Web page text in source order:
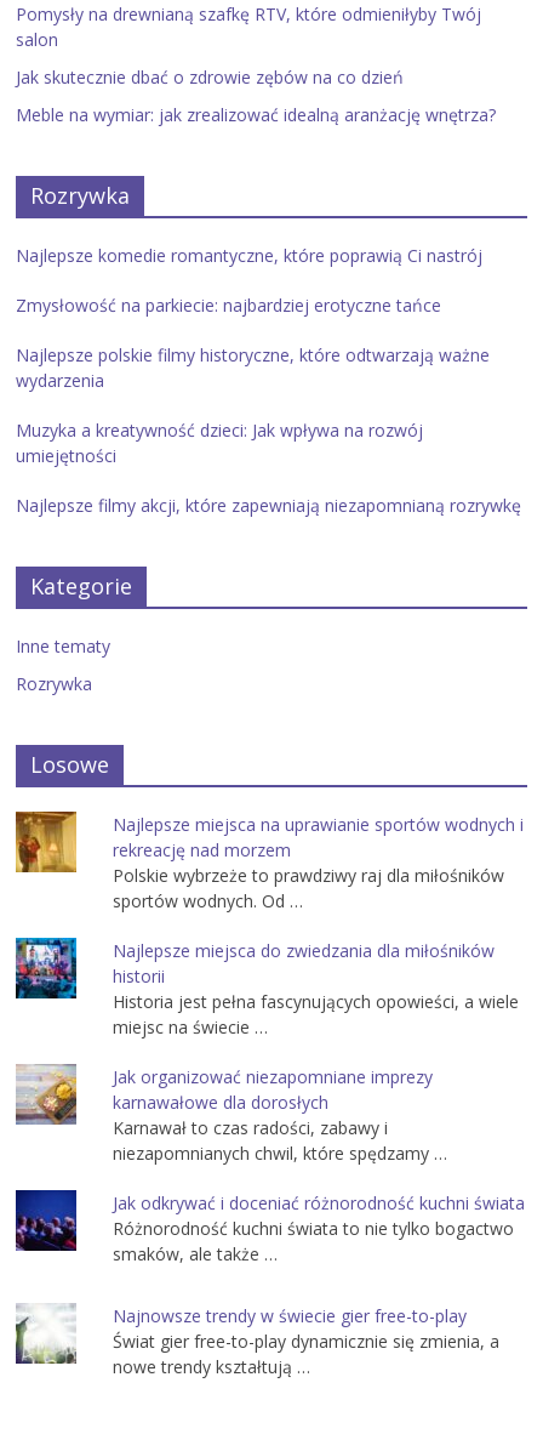
Pomysły na drewnianą szafkę RTV, które odmieniłyby Twój
salon
Jak skutecznie dbać o zdrowie zębów na co dzień
Meble na wymiar: jak zrealizować idealną aranżację wnętrza?
Rozrywka
Najlepsze komedie romantyczne, które poprawią Ci nastrój
Zmysłowość na parkiecie: najbardziej erotyczne tańce
Najlepsze polskie filmy historyczne, które odtwarzają ważne
wydarzenia
Muzyka a kreatywność dzieci: Jak wpływa na rozwój
umiejętności
Najlepsze filmy akcji, które zapewniają niezapomnianą rozrywkę
Kategorie
Inne tematy
Rozrywka
Losowe
Najlepsze miejsca na uprawianie sportów wodnych i
rekreację nad morzem
Polskie wybrzeże to prawdziwy raj dla miłośników
sportów wodnych. Od …
Najlepsze miejsca do zwiedzania dla miłośników
historii
Historia jest pełna fascynujących opowieści, a wiele
miejsc na świecie …
Jak organizować niezapomniane imprezy
karnawałowe dla dorosłych
Karnawał to czas radości, zabawy i
niezapomnianych chwil, które spędzamy …
Jak odkrywać i doceniać różnorodność kuchni świata
Różnorodność kuchni świata to nie tylko bogactwo
smaków, ale także …
Najnowsze trendy w świecie gier free-to-play
Świat gier free-to-play dynamicznie się zmienia, a
nowe trendy kształtują …